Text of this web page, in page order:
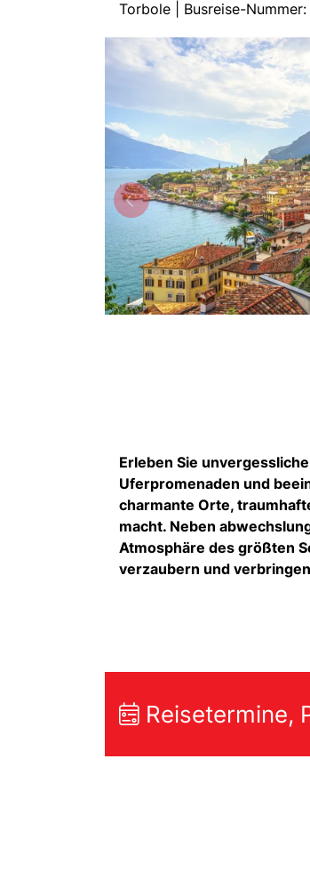
Torbole | Busreise-
Erleben Sie
Uferpromenaden und
charmante Orte,
macht. Neben
Atmosphäre des größten
verzaubern und
Reisetermine,